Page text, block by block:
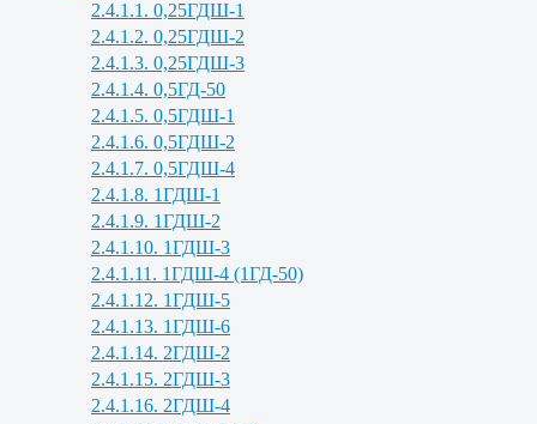
2.4.1.1. 0,25ГДШ-1
2.4.1.2. 0,25ГДШ-2
2.4.1.3. 0,25ГДШ-3
2.4.1.4. 0,5ГД-50
2.4.1.5. 0,5ГДШ-1
2.4.1.6. 0,5ГДШ-2
2.4.1.7. 0,5ГДШ-4
2.4.1.8. 1ГДШ-1
2.4.1.9. 1ГДШ-2
2.4.1.10. 1ГДШ-3
2.4.1.11. 1ГДШ-4 (1ГД-50)
2.4.1.12. 1ГДШ-5
2.4.1.13. 1ГДШ-6
2.4.1.14. 2ГДШ-2
2.4.1.15. 2ГДШ-3
2.4.1.16. 2ГДШ-4